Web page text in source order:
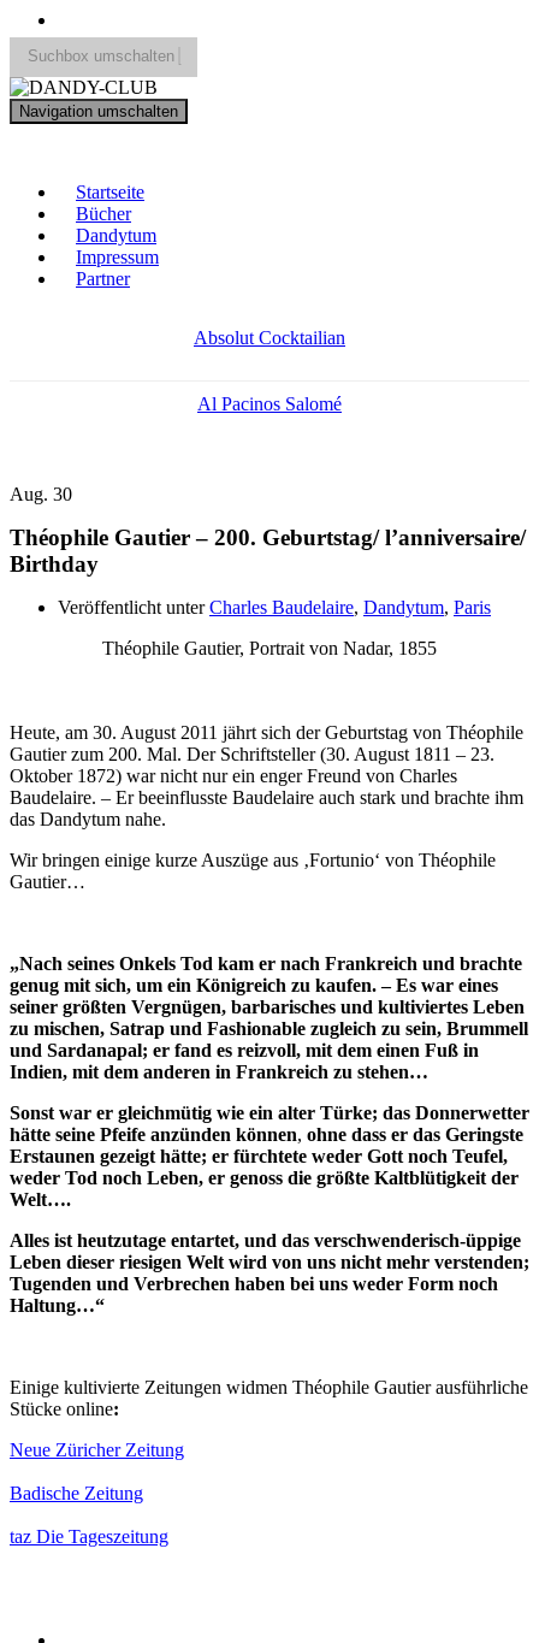
Suchbox umschalten
Search
for:
Navigation umschalten
Startseite
Bücher
Dandytum
Impressum
Partner
Absolut Cocktailian
Al Pacinos Salomé
Aug. 30
Théophile Gautier – 200. Geburtstag/ l’anniversaire/
Birthday
Veröffentlicht unterCharles Baudelaire, Dandytum, Paris
Théophile Gautier, Portrait von Nadar, 1855
Heute, am 30. August 2011 jährt sich der Geburtstag von Théophile
Gautier zum 200. Mal. Der Schriftsteller (30. August 1811 – 23.
Oktober 1872) war nicht nur ein enger Freund von Charles
Baudelaire. – Er beeinflusste Baudelaire auch stark und brachte ihm
das Dandytum nahe.
Wir bringen einige kurze Auszüge aus ‚Fortunio‘ von Théophile
Gautier…
„Nach seines Onkels Tod kam er nach Frankreich und brachte
genug mit sich, um ein Königreich zu kaufen. – Es war eines
seiner größten Vergnügen, barbarisches und kultiviertes Leben
zu mischen, Satrap und Fashionable zugleich zu sein, Brummell
und Sardanapal; er fand es reizvoll, mit dem einen Fuß in
Indien, mit dem anderen in Frankreich zu stehen…
Sonst war er gleichmütig wie ein alter Türke; das Donnerwetter
hätte seine Pfeife anzünden können, ohne dass er das Geringste
Erstaunen gezeigt hätte; er fürchtete weder Gott noch Teufel,
weder Tod noch Leben, er genoss die größte Kaltblütigkeit der
Welt….
Alles ist heutzutage entartet, und das verschwenderisch-üppige
Leben dieser riesigen Welt wird von uns nicht mehr verstenden;
Tugenden und Verbrechen haben bei uns weder Form noch
Haltung…“
Einige kultivierte Zeitungen widmen Théophile Gautier ausführliche
Stücke online:
Neue Züricher Zeitung
Badische Zeitung
taz Die Tageszeitung